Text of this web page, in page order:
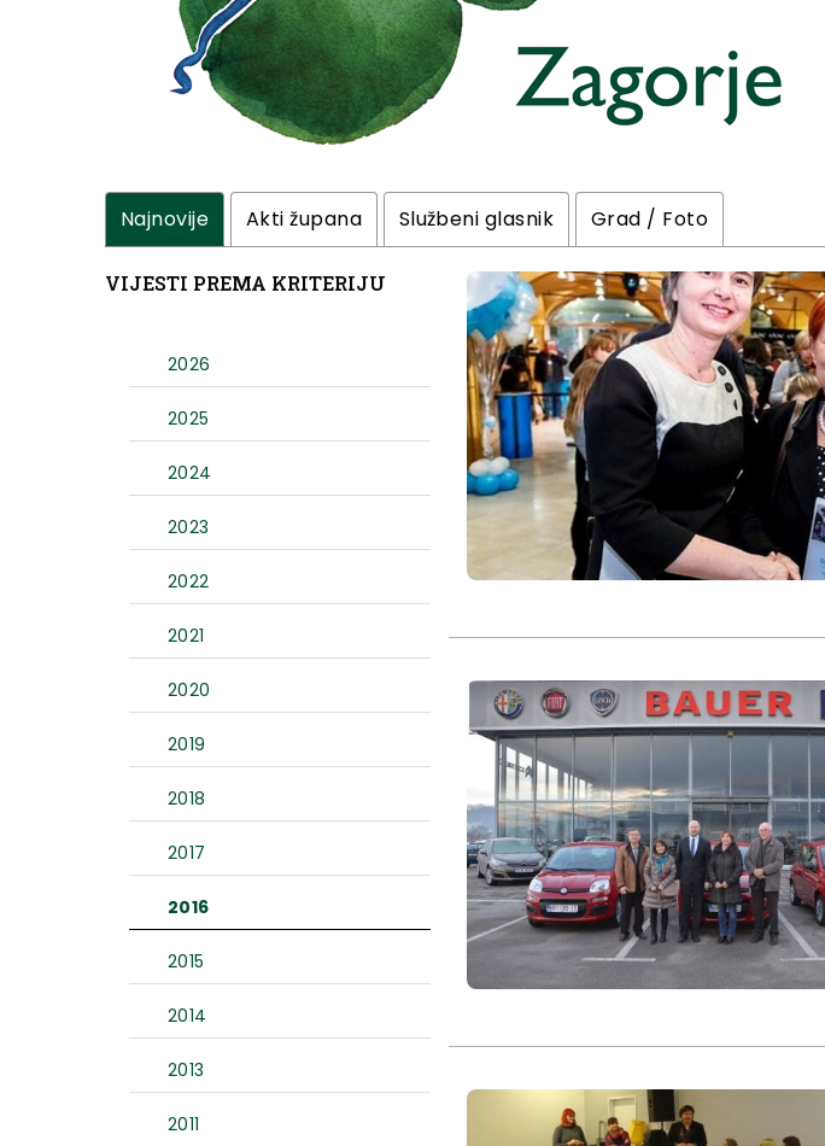
Najnovije Akti župana Službeni glasnik Grad / Foto
VIJESTI PREMA KRITERIJU
2026
2025
2024
2023
2022
2021
2020
2019
2018
2017
2016
2015
2014
2013
2011